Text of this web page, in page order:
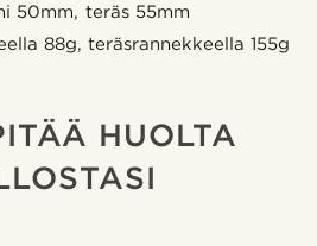
50mm, teräs 55mm
88g, teräsrannekkeella 155g
HUOLTA